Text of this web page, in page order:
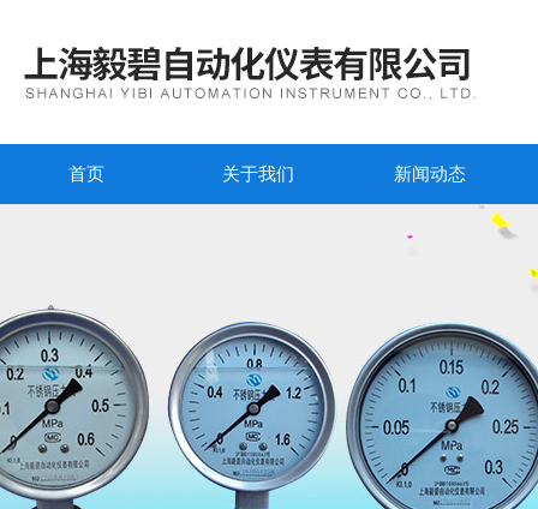
首页 关于我们 新闻动态